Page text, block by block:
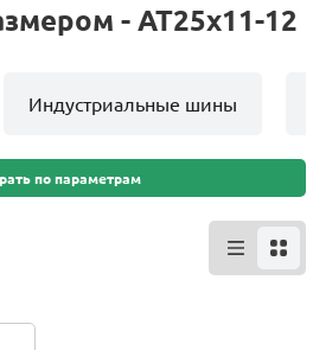
- AT25x11-12
Индустриальные шины
по параметрам